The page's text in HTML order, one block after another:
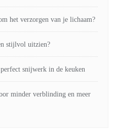
het verzorgen van je lichaam?
stijlvol uitzien?
snijwerk in de keuken
minder verblinding en meer